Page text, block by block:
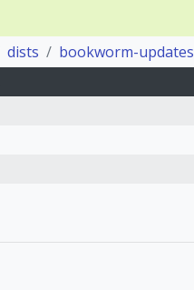
dists bookworm-updates